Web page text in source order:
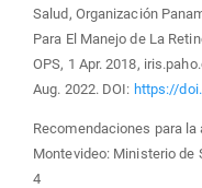
Salud, Organización
Para El Manejo de La
OPS, 1 Apr. 2018,
Aug. 2022. DOI: https://
Recomendaciones para
Montevideo: Ministerio de
4